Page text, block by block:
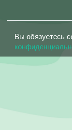
Вы обязуетесь